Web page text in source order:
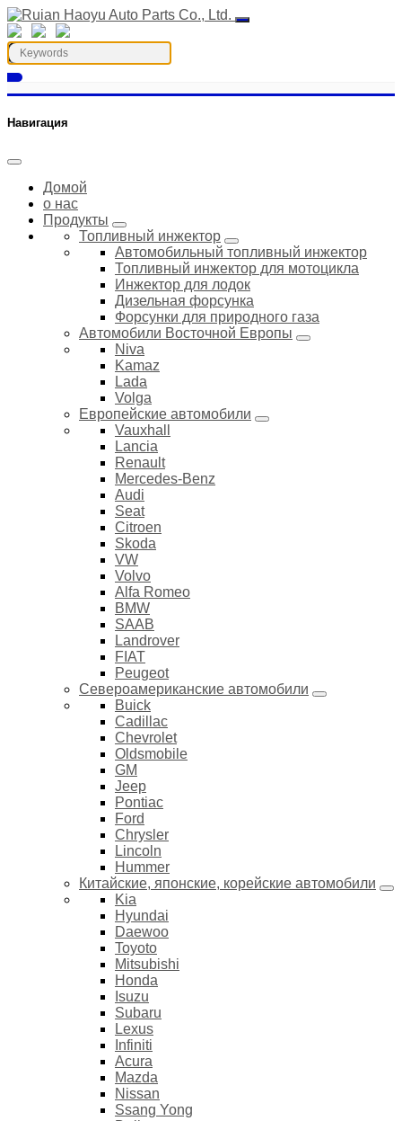
Навигация
Домой
о нас
Продукты
Топливный инжектор
Автомобильный топливный инжектор
Топливный инжектор для мотоцикла
Инжектор для лодок
Дизельная форсунка
Форсунки для природного газа
Автомобили Восточной Европы
Niva
Kamaz
Lada
Volga
Европейские автомобили
Vauxhall
Lancia
Renault
Mercedes-Benz
Audi
Seat
Citroen
Skoda
VW
Volvo
Alfa Romeo
BMW
SAAB
Landrover
FIAT
Peugeot
Североамериканские автомобили
Buick
Cadillac
Chevrolet
Oldsmobile
GM
Jeep
Pontiac
Ford
Chrysler
Lincoln
Hummer
Китайские, японские, корейские автомобили
Kia
Hyundai
Daewoo
Toyoto
Mitsubishi
Honda
Isuzu
Subaru
Lexus
Infiniti
Acura
Mazda
Nissan
Ssang Yong